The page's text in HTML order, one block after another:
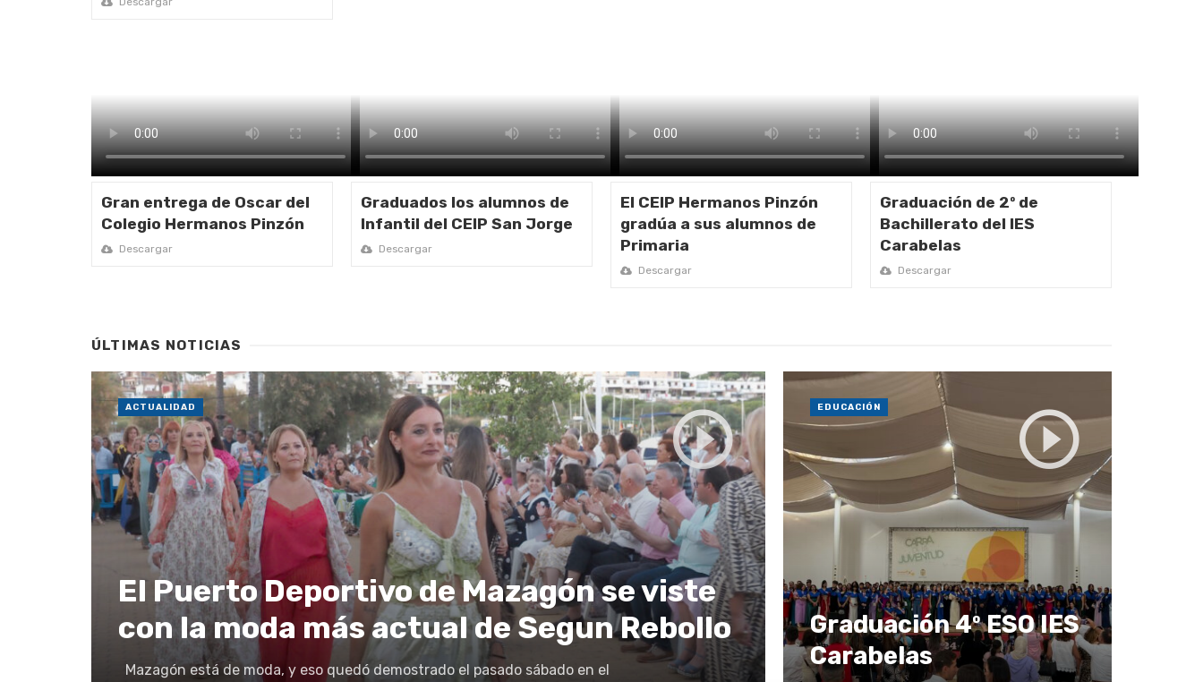
Gran entrega de Oscar del
Colegio Hermanos Pinzón
Descargar
Graduados los alumnos de
Infantil del CEIP San Jorge
Descargar
El CEIP Hermanos Pinzón
gradúa a sus alumnos de
Primaria
Descargar
Graduación de 2º de
Bachillerato del IES
Carabelas
Descargar
ÚLTIMAS NOTICIAS
El Puerto Deportivo de Mazagón se viste
con la moda más actual de Segun Rebollo
Mazagón está de moda, y eso quedó demostrado el pasado sábado en el
ACTUALIDAD
Graduación 4º ESO IES
Carabelas
EDUCACIÓN